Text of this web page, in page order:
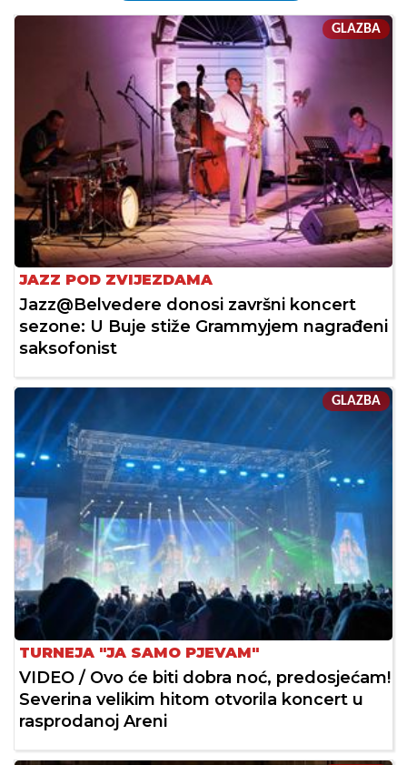
GLAZBA
JAZZ POD ZVIJEZDAMA
Jazz@Belvedere donosi završni koncert
sezone: U Buje stiže Grammyjem nagrađeni
saksofonist
GLAZBA
TURNEJA "JA SAMO PJEVAM"
VIDEO / Ovo će biti dobra noć, predosjećam!
Severina velikim hitom otvorila koncert u
rasprodanoj Areni